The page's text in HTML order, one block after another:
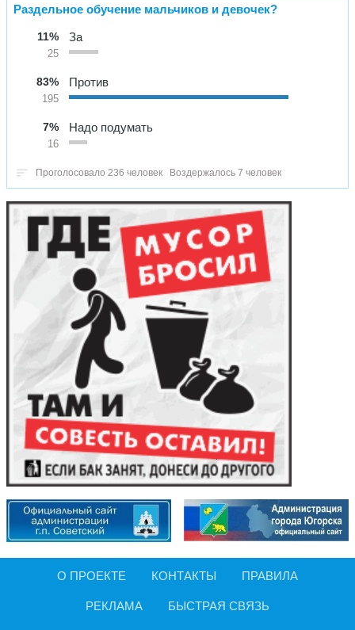
Раздельное обучение мальчиков и девочек?
11%
25
За
83%
195
Против
7%
16
Надо подумать
Проголосовало 236 человек Воздержалось 7 человек
О ПРОЕКТЕ КОНТАКТЫ ПРАВИЛА
РЕКЛАМА БЫСТРАЯ СВЯЗЬ